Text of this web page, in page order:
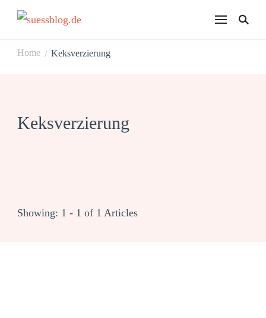
Home / Keksverzierung
Keksverzierung
Showing: 1 - 1 of 1 Articles